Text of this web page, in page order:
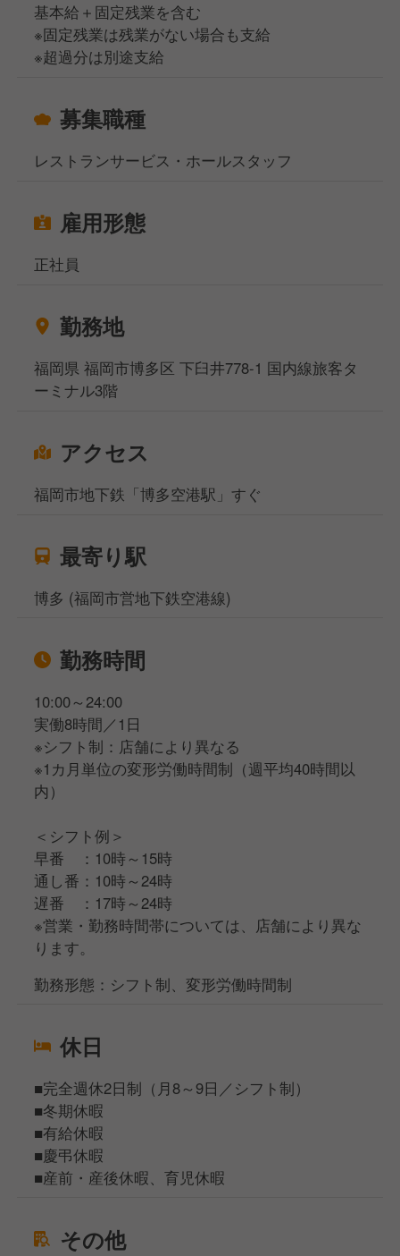
基本給＋固定残業を含む
※固定残業は残業がない場合も支給
※超過分は別途支給
募集職種
レストランサービス・ホールスタッフ
雇用形態
正社員
勤務地
福岡県 福岡市博多区 下臼井778-1 国内線旅客タ
ーミナル3階
アクセス
福岡市地下鉄「博多空港駅」すぐ
最寄り駅
博多 (福岡市営地下鉄空港線)
勤務時間
10:00～24:00
実働8時間／1日
※シフト制：店舗により異なる
※1カ月単位の変形労働時間制（週平均40時間以
内）
＜シフト例＞
早番 ：10時～15時
通し番：10時～24時
遅番 ：17時～24時
※営業・勤務時間帯については、店舗により異な
ります。
勤務形態：シフト制、変形労働時間制
休日
■完全週休2日制（月8～9日／シフト制）
■冬期休暇
■有給休暇
■慶弔休暇
■産前・産後休暇、育児休暇
その他